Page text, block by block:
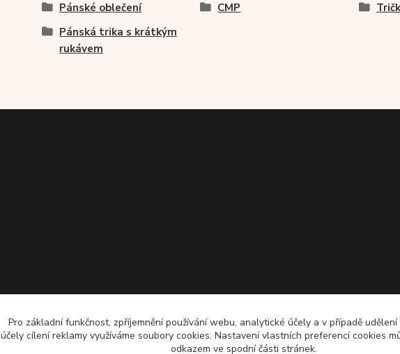
Pánské oblečení CMP
Pánská trika s krátkým
rukávem
Pro základní funkčnost, zpříjemnění používání webu, analytické účely a v případě
účely cílení reklamy využíváme soubory cookies. Nastavení vlastních preferencí cookies
odkazem ve spodní části stránek.